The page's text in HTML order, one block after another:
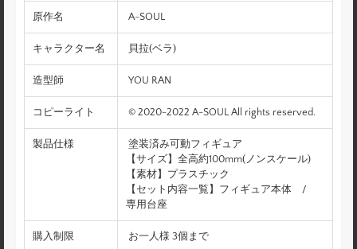
原作名 A-SOUL
キャラクター名 貝拉(ベラ)
造型師 YOU RAN
コピーライト © 2020-2022 A-SOUL All rights reserved.
製品仕様
塗装済み可動フィギュア
【サイズ】全高約100mm(ノンスケール)
【素材】プラスチック
【セット内容一覧】フィギュア本体 /
専用台座
購入制限 お一人様 3個まで